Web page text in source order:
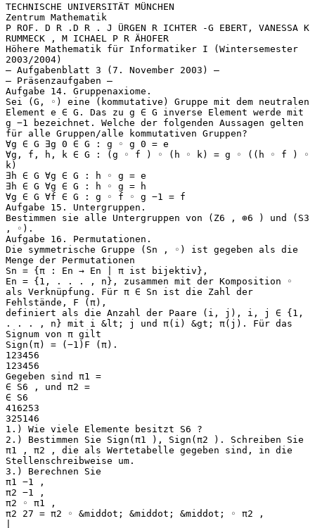
TECHNISCHE UNIVERSITÄT MÜNCHEN
Zentrum Mathematik
P ROF. D R .D R . J ÜRGEN R ICHTER -G EBERT, VANESSA K
RUMMECK , M ICHAEL P R ÄHOFER
Höhere Mathematik für Informatiker I (Wintersemester
2003/2004)
— Aufgabenblatt 3 (7. November 2003) —
— Präsenzaufgaben —
Aufgabe 14. Gruppenaxiome.
Sei (G, ◦) eine (kommutative) Gruppe mit dem neutralen
Element e ∈ G. Das zu g ∈ G inverse Element werde mit
g −1 bezeichnet. Welche der folgenden Aussagen gelten
für alle Gruppen/alle kommutativen Gruppen?
∀g ∈ G ∃g 0 ∈ G : g ◦ g 0 = e
∀g, f, h, k ∈ G : (g ◦ f ) ◦ (h ◦ k) = g ◦ ((h ◦ f ) ◦
k)
∃h ∈ G ∀g ∈ G : h ◦ g = e
∃h ∈ G ∀g ∈ G : h ◦ g = h
∀g ∈ G ∀f ∈ G : g ◦ f ◦ g −1 = f
Aufgabe 15. Untergruppen.
Bestimmen sie alle Untergruppen von (Z6 , ⊕6 ) und (S3
, ◦).
Aufgabe 16. Permutationen.
Die symmetrische Gruppe (Sn , ◦) ist gegeben als die
Menge der Permutationen
Sn = {π : En → En | π ist bijektiv},
En = {1, . . . , n}, zusammen mit der Komposition ◦
als Verknüpfung. Für π ∈ Sn ist die Zahl der
Fehlstände, F (π),
definiert als die Anzahl der Paare (i, j), i, j ∈ {1,
. . . , n} mit i &lt; j und π(i) &gt; π(j). Für das
Signum von π gilt
Sign(π) = (−1)F (π).
123456
123456
Gegeben sind π1 =
∈ S6 , und π2 =
∈ S6
416253
325146
1.) Wie viele Elemente besitzt S6 ?
2.) Bestimmen Sie Sign(π1 ), Sign(π2 ). Schreiben Sie
π1 , π2 , die als Wertetabelle gegeben sind, in die
Stellenschreibweise um.
3.) Berechnen Sie
π1 −1 ,
π2 −1 ,
π2 ◦ π1 ,
π2 27 = π2 ◦ &middot; &middot; &middot; ◦ π2 ,